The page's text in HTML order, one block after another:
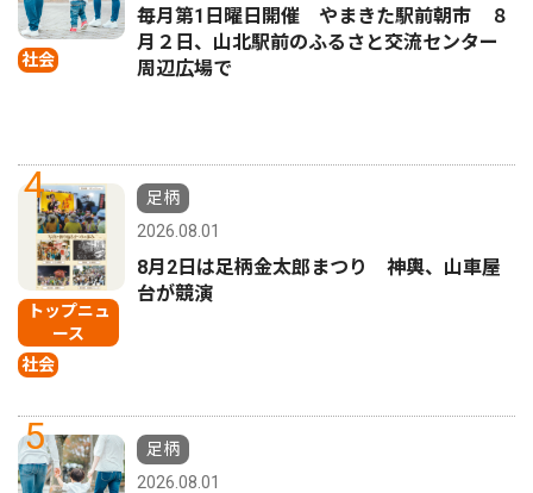
社会
毎月第1日曜日開催 やまきた駅前朝市 ８
月２日、山北駅前のふるさと交流センター
周辺広場で
4
トップニュ
ース
社会
足柄
2026.08.01
8月2日は足柄金太郎まつり 神輿、山車屋
台が競演
5
足柄
2026.08.01